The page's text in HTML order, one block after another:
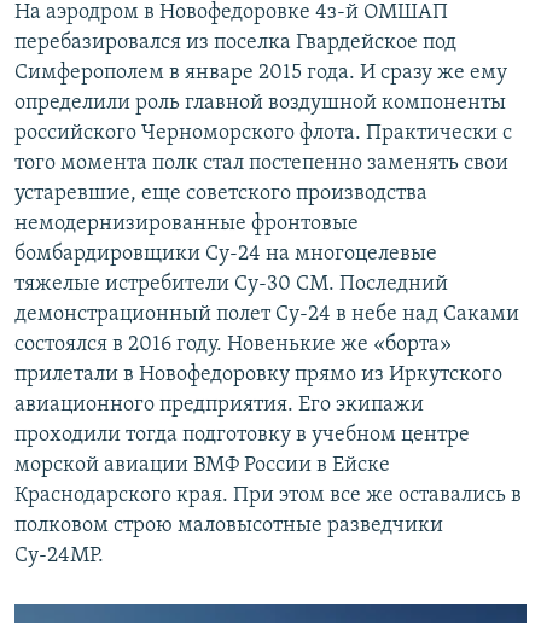
На аэродром в Новофедоровке 4з-й ОМШАП
перебазировался из поселка Гвардейское под
Симферополем в январе 2015 года. И сразу же ему
определили роль главной воздушной компоненты
российского Черноморского флота. Практически с
того момента полк стал постепенно заменять свои
устаревшие, еще советского производства
немодернизированные фронтовые
бомбардировщики Су-24 на многоцелевые
тяжелые истребители Су-30 СМ. Последний
демонстрационный полет Су-24 в небе над Саками
состоялся в 2016 году. Новенькие же «борта»
прилетали в Новофедоровку прямо из Иркутского
авиационного предприятия. Его экипажи
проходили тогда подготовку в учебном центре
морской авиации ВМФ России в Ейске
Краснодарского края. При этом все же оставались в
полковом строю маловысотные разведчики
Су-24МР.